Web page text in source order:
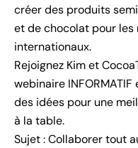
créer des produits
et de chocolat pour les
internationaux.
Rejoignez Kimet
webinaire INFORMATIF
des idées pour une
à la table.
Sujet : Collaborer tout